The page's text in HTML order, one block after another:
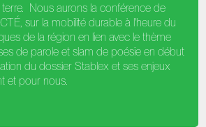
Nous aurons la conférence de
sur la mobilité durable à l'heure du
de la région en lien avec le thème
de parole et slam de poésie en début
du dossier Stablex et ses enjeux
et pour nous.